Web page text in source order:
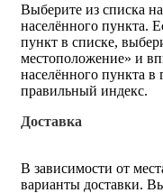
Выберите из списка
населённого пункта.
пункт в списке,
местоположение» и
населённого пункта в
правильный индекс.
Доставка
В зависимости от
варианты доставки.